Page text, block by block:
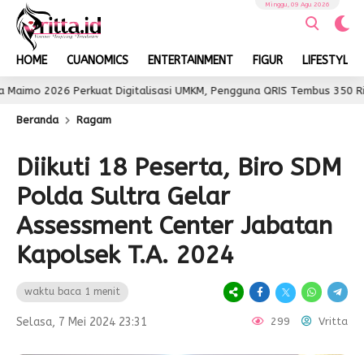
HOME CUANOMICS ENTERTAINMENT FIGUR LIFESTYLE
Minggu, 09 Agu 2026
Perkuat Digitalisasi UMKM, Pengguna QRIS Tembus 350 Ribu
Beranda Ragam
Diikuti 18 Peserta, Biro SDM
Polda Sultra Gelar
Assessment Center Jabatan
Kapolsek T.A. 2024
waktu baca 1 menit
Selasa, 7 Mei 2024 23:31 299 Vritta